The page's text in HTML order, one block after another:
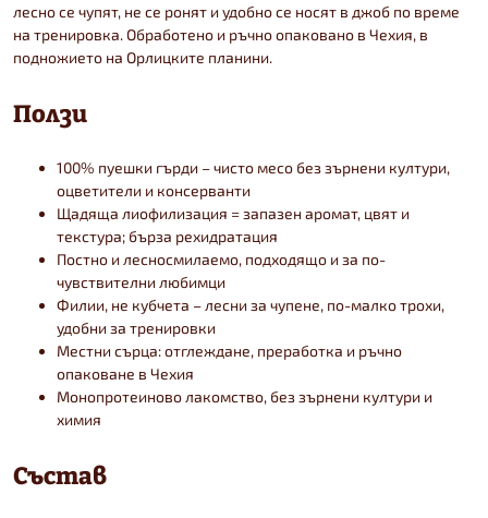
лесно се чупят, не се ронят и удобно се носят в джоб по време
на тренировка. Обработено и ръчно опаковано в Чехия, в
подножието на Орлицките планини.
Ползи
100% пуешки гърди – чисто месо без зърнени култури,
оцветители и консерванти
Щадяща лиофилизация = запазен аромат, цвят и
текстура; бърза рехидратация
Постно и лесносмилаемо, подходящо и за по-
чувствителни любимци
Филии, не кубчета – лесни за чупене, по-малко трохи,
удобни за тренировки
Местни сърца: отглеждане, преработка и ръчно
опаковане в Чехия
Монопротеиново лакомство, без зърнени култури и
химия
Състав